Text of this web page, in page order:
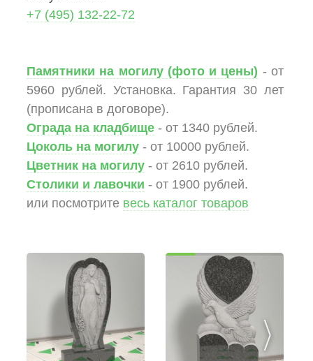
+7 (495) 132-22-72
Памятники на могилу (фото и цены) - от
5960 рублей. Установка. Гарантия 30 лет
(прописана в договоре).
Ограда на кладбище - от 1340 рублей.
Цоколь на могилу - от 10000 рублей.
Цветник на могилу - от 2610 рублей.
Столики и лавочки - от 1900 рублей.
или посмотрите весь каталог товаров